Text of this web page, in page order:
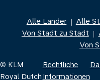
Alle Länder | Alle
Von Stadt zu Stadt |
Von
© KLM
Royal Dutch
Rechtliche
Informationen